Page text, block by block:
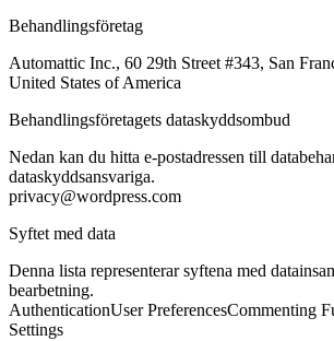
Behandlingsföretag
Automattic Inc., 60 29th Street #343, San
United States of America
Behandlingsföretagets dataskyddsombud
Nedan kan du hitta e-postadressen till
dataskyddsansvariga.
privacy@wordpress.com
Syftet med data
Denna lista representerar syftena med
bearbetning.
AuthenticationUser PreferencesCommenting
Settings